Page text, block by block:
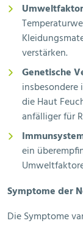
verstärken.
Genetische
insbesondere
die Haut
anfälliger für
ein
Symptome der
Die Symptome